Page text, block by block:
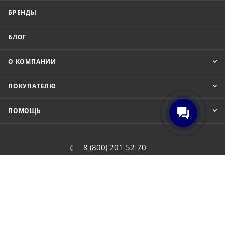
БРЕНДЫ
БЛОГ
О КОМПАНИИ
ПОКУПАТЕЛЮ
ПОМОЩЬ
8 (800) 201-52-70